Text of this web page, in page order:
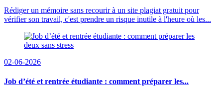
Rédiger un mémoire sans recourir à un site plagiat gratuit pour
vérifier son travail, c'est prendre un risque inutile à l'heure où les...
02-06-2026
Job d’été et rentrée étudiante : comment préparer les...